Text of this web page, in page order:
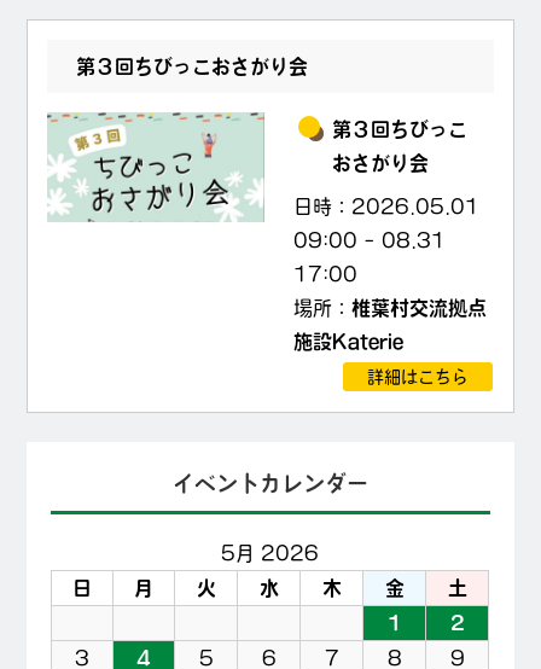
第３回ちびっこおさがり会
第３回ちびっこ
おさがり会
日時： 2026.05.01
09:00 –08.31
17:00
場所：椎葉村交流拠点
施設Katerie
詳細はこちら
イベントカレンダー
5月 2026
日
月 火 水 木 金
土
1
2
3
4 5 6 7 8
9